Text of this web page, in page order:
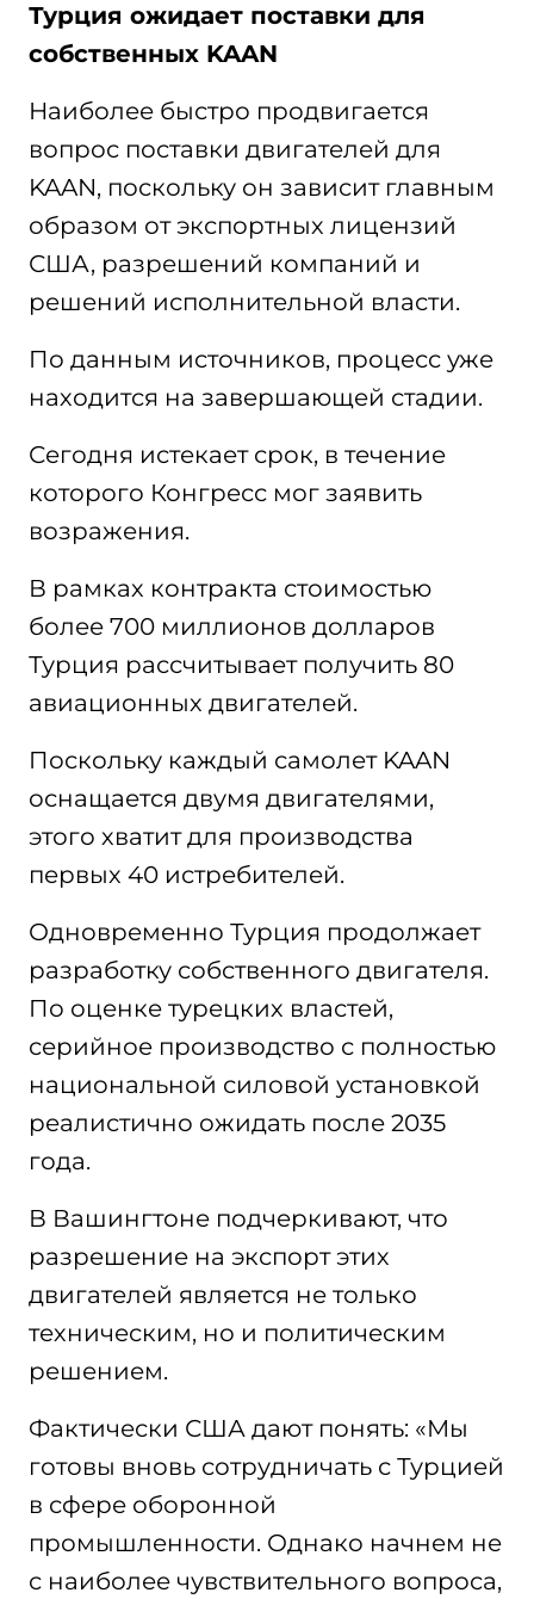
Турция ожидает поставки для
собственных KAAN
Наиболее быстро продвигается
вопрос поставки двигателей для
KAAN, поскольку он зависит главным
образом от экспортных лицензий
США, разрешений компаний и
решений исполнительной власти.
По данным источников, процесс уже
находится на завершающей стадии.
Сегодня истекает срок, в течение
которого Конгресс мог заявить
возражения.
В рамках контракта стоимостью
более 700 миллионов долларов
Турция рассчитывает получить 80
авиационных двигателей.
Поскольку каждый самолет KAAN
оснащается двумя двигателями,
этого хватит для производства
первых 40 истребителей.
Одновременно Турция продолжает
разработку собственного двигателя.
По оценке турецких властей,
серийное производство с полностью
национальной силовой установкой
реалистично ожидать после 2035
года.
В Вашингтоне подчеркивают, что
разрешение на экспорт этих
двигателей является не только
техническим, но и политическим
решением.
Фактически США дают понять: «Мы
готовы вновь сотрудничать с Турцией
в сфере оборонной
промышленности. Однако начнем не
с наиболее чувствительного вопроса,